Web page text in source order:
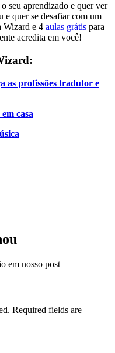
seu aprendizado e quer ver
e quer se desafiar com um
Wizard e 4 aulas grátis para
acredita em você!
as profissões tradutor e
casa
em nosso post
Required fields are